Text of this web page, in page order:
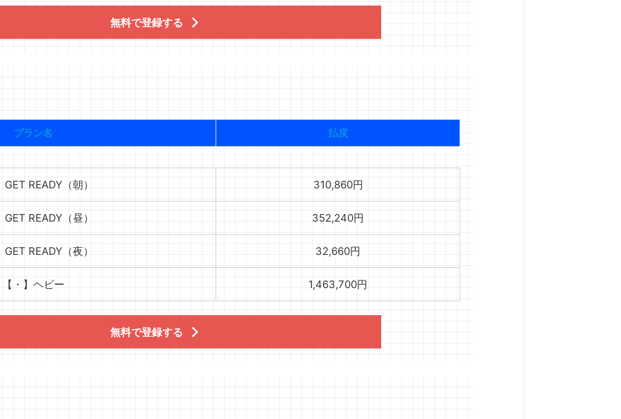
無料で登録する
プラン名 払戻
READY（朝） 310,860円
READY（昼） 352,240円
READY（夜） 32,660円
【・】ヘビー 1,463,700円
無料で登録する